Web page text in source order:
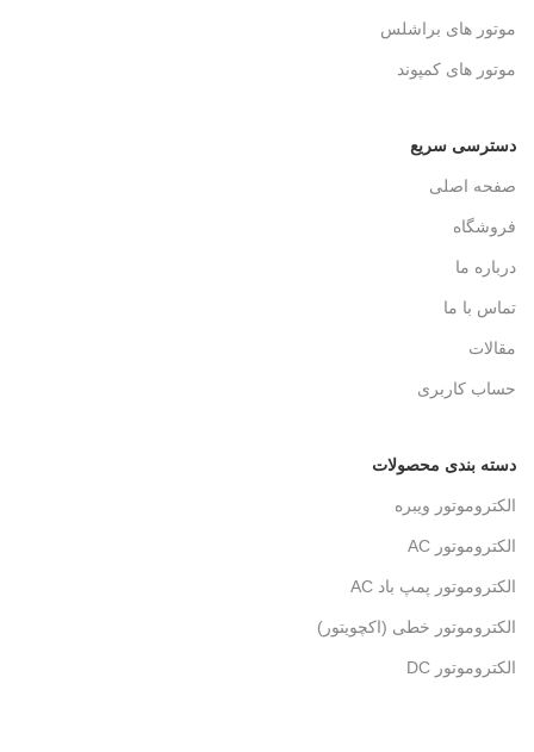
موتور های براشلس
موتور های کمپوند
دسترسی سریع
صفحه اصلی
فروشگاه
درباره ما
تماس با ما
مقالات
حساب کاربری
دسته بندی محصولات
الکتروموتور ویبره
الکتروموتور AC
الکتروموتور پمپ باد AC
الکتروموتور خطی (اکچویتور)
الکتروموتور DC